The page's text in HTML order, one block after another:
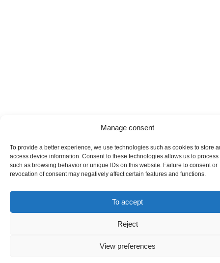
Manage consent
To provide a better experience, we use technologies such as cookies to store
access device information. Consent to these technologies allows us to process
such as browsing behavior or unique IDs on this website. Failure to consent or
revocation of consent may negatively affect certain features and functions.
To accept
Reject
View preferences